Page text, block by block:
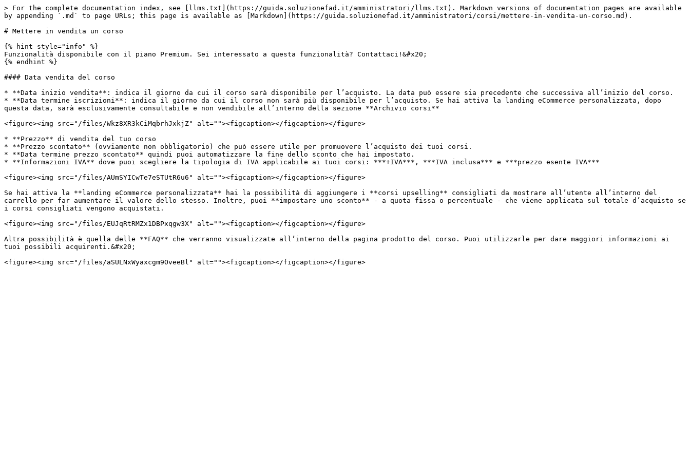
> For the complete documentation index, see [llms.txt](https://guida.soluzionefad.it/amministratori/llms.txt). Markdown versions of documentation pages are available
by appending `.md` to page URLs; this page is available as [Markdown](https://guida.soluzionefad.it/amministratori/corsi/mettere-in-vendita-un-corso.md).
# Mettere in vendita un corso
{% hint style="info" %}
Funzionalità disponibile con il piano Premium. Sei interessato a questa funzionalità? Contattaci!&#x20;
{% endhint %}
#### Data vendita del corso
* **Data inizio vendita**: indica il giorno da cui il corso sarà disponibile per l’acquisto. La data può essere sia precedente che successiva all’inizio del corso.
* **Data termine iscrizioni**: indica il giorno da cui il corso non sarà più disponibile per l’acquisto. Se hai attiva la landing eCommerce personalizzata, dopo
questa data, sarà esclusivamente consultabile e non vendibile all’interno della sezione **Archivio corsi**
<figure><img src="/files/Wkz8XR3kCiMqbrhJxkjZ" alt=""><figcaption></figcaption></figure>
* **Prezzo** di vendita del tuo corso
* **Prezzo scontato** (ovviamente non obbligatorio) che può essere utile per promuovere l’acquisto dei tuoi corsi.
* **Data termine prezzo scontato** quindi puoi automatizzare la fine dello sconto che hai impostato.
* **Informazioni IVA** dove puoi scegliere la tipologia di IVA applicabile ai tuoi corsi: ***+IVA***, ***IVA inclusa*** e ***prezzo esente IVA***
<figure><img src="/files/AUmSYICwTe7eSTUtR6u6" alt=""><figcaption></figcaption></figure>
Se hai attiva la **landing eCommerce personalizzata** hai la possibilità di aggiungere i **corsi upselling** consigliati da mostrare all’utente all’interno del
carrello per far aumentare il valore dello stesso. Inoltre, puoi **impostare uno sconto** - a quota fissa o percentuale - che viene applicata sul totale d’acquisto se
i corsi consigliati vengono acquistati.
<figure><img src="/files/EUJqRtRMZx1DBPxqgw3X" alt=""><figcaption></figcaption></figure>
Altra possibilità è quella delle **FAQ** che verranno visualizzate all’interno della pagina prodotto del corso. Puoi utilizzarle per dare maggiori informazioni ai
tuoi possibili acquirenti.&#x20;